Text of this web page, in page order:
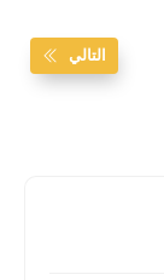
التالي